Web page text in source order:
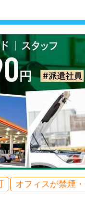
します。
分
を私たちがお探
が運営する「じ
職・転職サポー
オフィスが禁煙